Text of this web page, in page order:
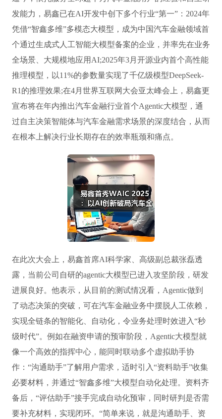
发能力，易鑫已在AI开发中创下多个行业“第一”：2024年
凭借“智鑫多维”多模态大模型，成为中国汽车金融领域首
个通过生成式人工智能大模型备案的企业，并率先在业务
全场景、大规模地应用AI;2025年3月开源业内首个高性能
推理模型，以11%的参数量实现了千亿级模型DeepSeek-
R1的推理效果;在4月世界互联网大会亚太峰会上，易鑫更
宣布将在年内推出汽车金融行业首个Agentic大模型，通
过自主决策智能体与汽车金融需求场景的深度结合，从而
在根本上解决行业长期存在的效率瓶颈和痛点。
在此次大会上，易鑫首席AI科学家、高级副总裁张磊透
露，当前公司自研的agentic大模型已进入攻坚阶段，研发
进展良好。他表示，从目前的测试情况看，Agentic做到
了动态决策的突破，可在汽车金融业务中摆脱人工依赖，
实现全链条的智能化、自动化，令业务处理时效进入“秒
级时代”。例如在融资申请的预审阶段，Agentic大模型就
像一个高效的指挥中心，能同时联动多个虚拟助手协
作：“沟通助手”了解用户需求，适时引入“资料助手”收集
必要材料，并通过“智鑫多维”大模型自动化处理。资料齐
备后，“评估助手”接手完成自动化预审，同时研判是否需
要补充材料，实现闭环。“简单来说，就是沟通助手、资